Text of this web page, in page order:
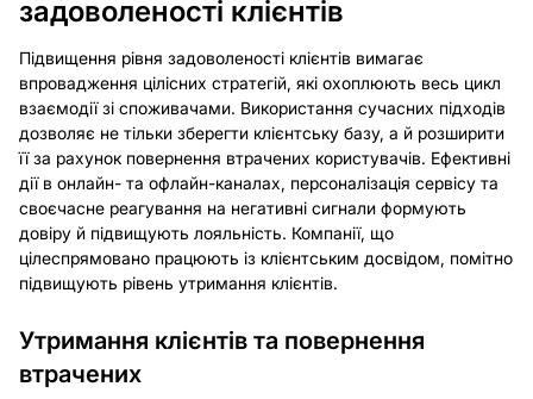
задоволеності клієнтів
Підвищення рівня задоволеності клієнтів вимагає
впровадження цілісних стратегій, які охоплюють весь цикл
взаємодії зі споживачами. Використання сучасних підходів
дозволяє не тільки зберегти клієнтську базу, а й розширити
її за рахунок повернення втрачених користувачів. Ефективні
дії в онлайн- та офлайн-каналах, персоналізація сервісу та
своєчасне реагування на негативні сигнали формують
довіру й підвищують лояльність. Компанії, що
цілеспрямовано працюють із клієнтським досвідом, помітно
підвищують рівень утримання клієнтів.
Утримання клієнтів та повернення
втрачених